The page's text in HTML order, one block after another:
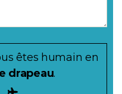
êtes humain en
drapeau.